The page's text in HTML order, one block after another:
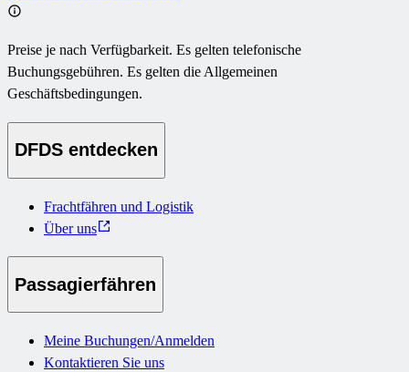
Preise je nach Verfügbarkeit. Es gelten telefonische
Buchungsgebühren. Es gelten die Allgemeinen
Geschäftsbedingungen.
DFDS entdecken
Frachtfähren und Logistik
Über uns
Passagierfähren
Meine Buchungen/Anmelden
Kontaktieren Sie uns